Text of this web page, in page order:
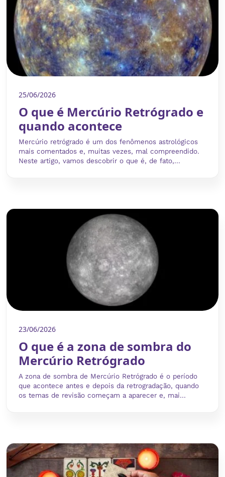
25/06/2026
O que é Mercúrio Retrógrado e
quando acontece
Mercúrio retrógrado é um dos fenômenos astrológicos
mais comentados e, muitas vezes, mal compreendido.
Neste artigo, vamos descobrir o que é, de fato,...
23/06/2026
O que é a zona de sombra do
Mercúrio Retrógrado
A zona de sombra de Mercúrio Retrógrado é o período
que acontece antes e depois da retrogradação, quando
os temas de revisão começam a aparecer e, mai...